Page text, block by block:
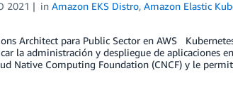
2021 inAmazon EKS Distro,Amazon Elastic
Architect para Public Sector en AWS
la administración y despliegue de aplicaciones
Native Computing Foundation (CNCF) y le